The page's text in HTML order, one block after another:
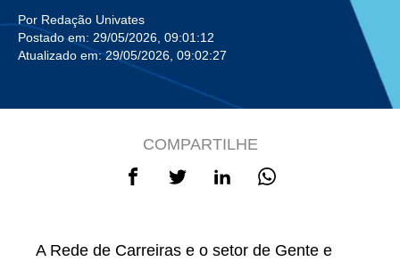
Por Redação Univates
Postado em: 29/05/2026, 09:01:12
Atualizado em: 29/05/2026, 09:02:27
COMPARTILHE
A Rede de Carreiras e o setor de Gente e